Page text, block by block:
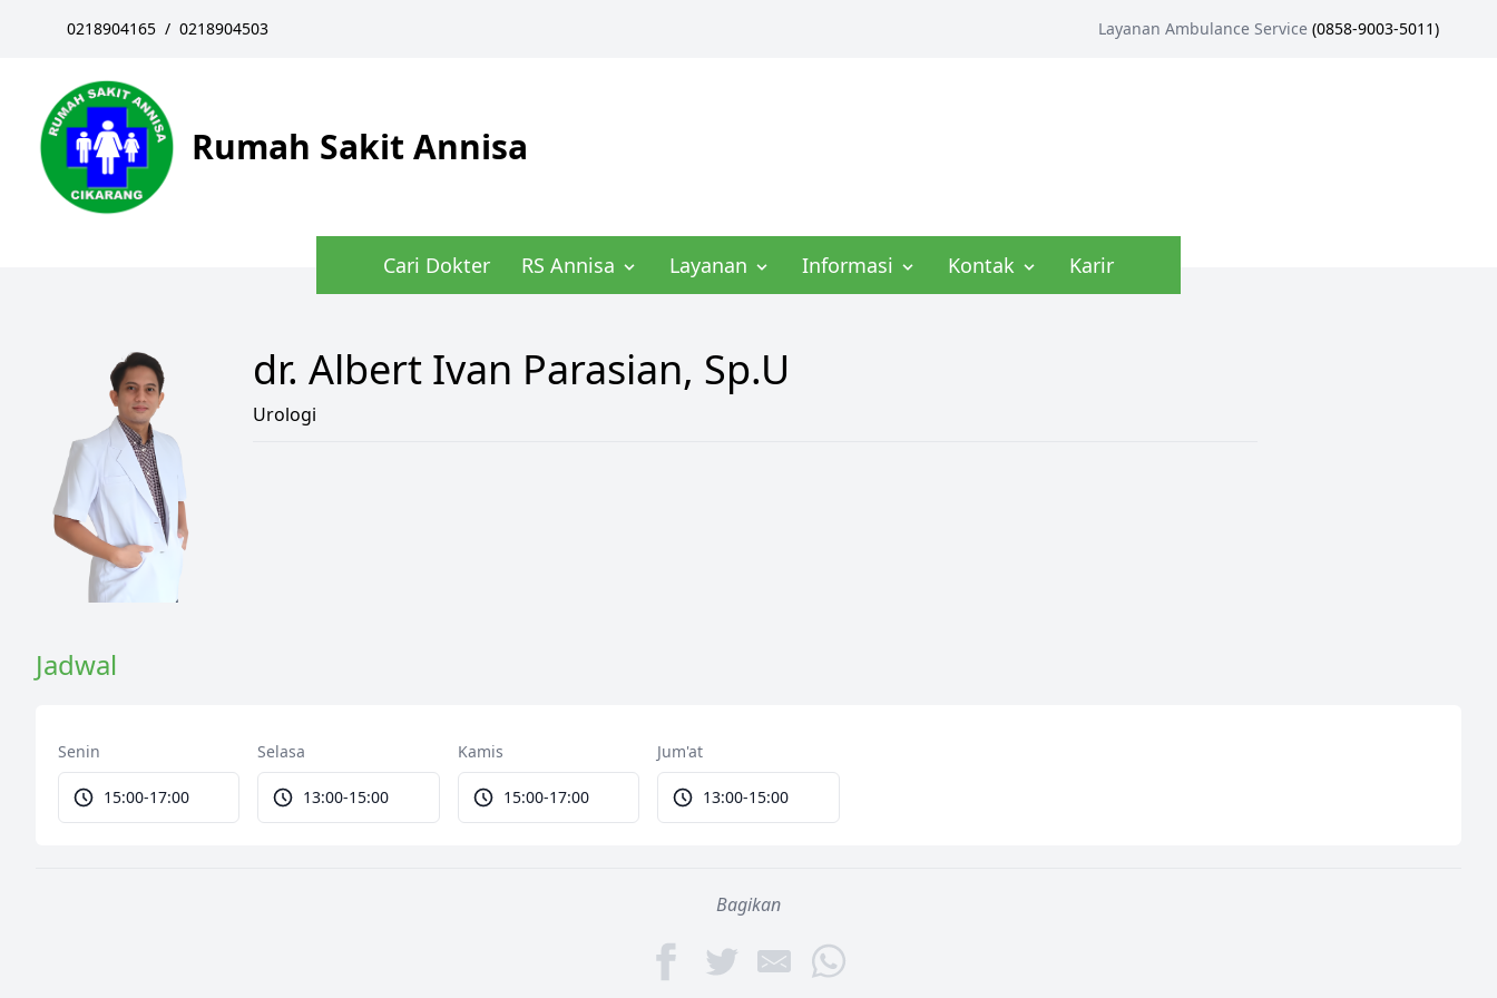
0218904165 / 0218904503 Layanan Ambulance Service (0858-9003-5011)
Rumah Sakit Annisa
Cari Dokter RS Annisa Layanan Informasi Kontak Karir
dr. Albert Ivan Parasian, Sp.U
Urologi
Jadwal
Senin
15:00-17:00
Selasa
13:00-15:00
Kamis
15:00-17:00
Jum'at
13:00-15:00
Bagikan